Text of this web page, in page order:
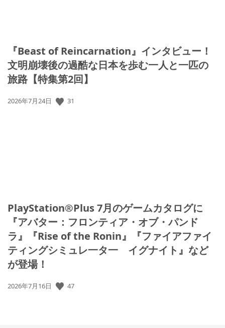
『Beast of Reincarnation』インタビュー！
文明崩壊後の過酷な日本を歩む一人と一匹の
旅路【特集第2回】
公
2026年7月24日 31
PlayStation®Plus 7月のゲームカタログに
『アバター：フロンティア・オブ・パンド
ラ』『Rise of the Ronin』『ファイアファイ
ティングシミュレ一タ一 イグナイト』など
が登場！
公
2026年7月16日 47